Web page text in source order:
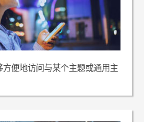
便地访问与某个主题或通用主